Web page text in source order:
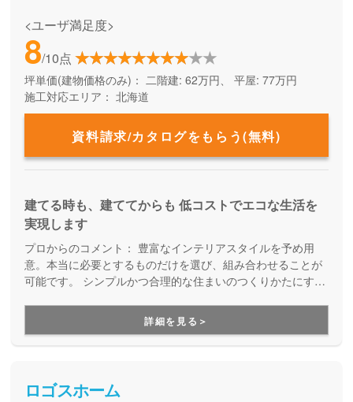
<ユーザ満足度>
8/10点
坪単価(建物価格のみ)： 二階建: 62万円、 平屋: 77万円
施工対応エリア： 北海道
資料請求/カタログをもらう(無料)
建てる時も、建ててからも 低コストでエコな生活を
実現します
プロからのコメント： 豊富なインテリアスタイルを予め用
意。本当に必要とするものだけを選び、組み合わせることが
可能です。 シンプルかつ合理的な住まいのつくりかたにする
詳細を見る＞
ロゴスホーム